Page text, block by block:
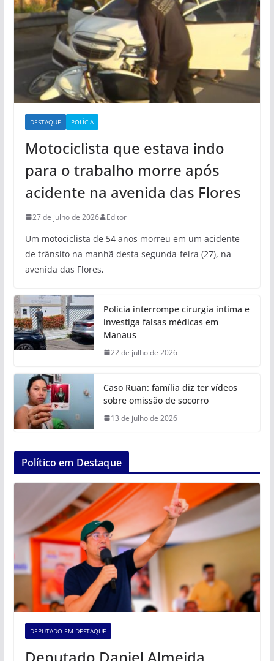
DESTAQUE POLÍCIA
Motociclista que estava indo
para o trabalho morre após
acidente na avenida das Flores
27 de julho de 2026 Editor
Um motociclista de 54 anos morreu em um acidente
de trânsito na manhã desta segunda-feira (27), na
avenida das Flores,
Polícia interrompe cirurgia íntima e
investiga falsas médicas em
Manaus
22 de julho de 2026
Caso Ruan: família diz ter vídeos
sobre omissão de socorro
13 de julho de 2026
Político em Destaque
DEPUTADO EM DESTAQUE